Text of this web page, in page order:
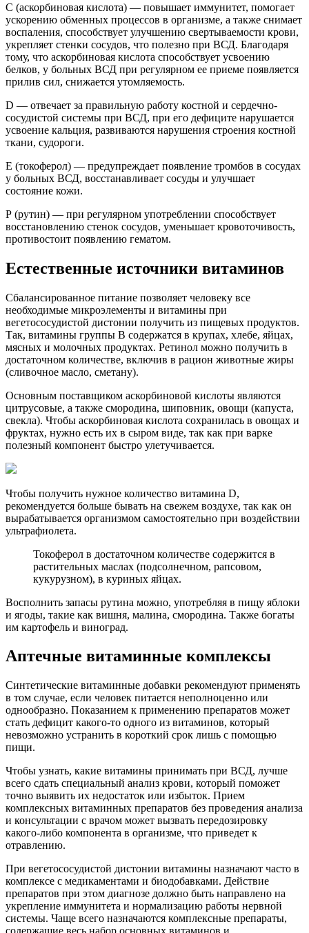
С (аскорбиновая кислота) — повышает иммунитет, помогает
ускорению обменных процессов в организме, а также снимает
воспаления, способствует улучшению свертываемости крови,
укрепляет стенки сосудов, что полезно при ВСД. Благодаря
тому, что аскорбиновая кислота способствует усвоению
белков, у больных ВСД при регулярном ее приеме появляется
прилив сил, снижается утомляемость.
D — отвечает за правильную работу костной и сердечно-
сосудистой системы при ВСД, при его дефиците нарушается
усвоение кальция, развиваются нарушения строения костной
ткани, судороги.
Е (токоферол) — предупреждает появление тромбов в сосудах
у больных ВСД, восстанавливает сосуды и улучшает
состояние кожи.
Р (рутин) — при регулярном употреблении способствует
восстановлению стенок сосудов, уменьшает кровоточивость,
противостоит появлению гематом.
Естественные источники витаминов
Сбалансированное питание позволяет человеку все
необходимые микроэлементы и витамины при
вегетососудистой дистонии получить из пищевых продуктов.
Так, витамины группы В содержатся в крупах, хлебе, яйцах,
мясных и молочных продуктах. Ретинол можно получить в
достаточном количестве, включив в рацион животные жиры
(сливочное масло, сметану).
Основным поставщиком аскорбиновой кислоты являются
цитрусовые, а также смородина, шиповник, овощи (капуста,
свекла). Чтобы аскорбиновая кислота сохранилась в овощах и
фруктах, нужно есть их в сыром виде, так как при варке
полезный компонент быстро улетучивается.
Чтобы получить нужное количество витамина D,
рекомендуется больше бывать на свежем воздухе, так как он
вырабатывается организмом самостоятельно при воздействии
ультрафиолета.
Токоферол в достаточном количестве содержится в
растительных маслах (подсолнечном, рапсовом,
кукурузном), в куриных яйцах.
Восполнить запасы рутина можно, употребляя в пищу яблоки
и ягоды, такие как вишня, малина, смородина. Также богаты
им картофель и виноград.
Аптечные витаминные комплексы
Синтетические витаминные добавки рекомендуют применять
в том случае, если человек питается неполноценно или
однообразно. Показанием к применению препаратов может
стать дефицит какого-то одного из витаминов, который
невозможно устранить в короткий срок лишь с помощью
пищи.
Чтобы узнать, какие витамины принимать при ВСД, лучше
всего сдать специальный анализ крови, который поможет
точно выявить их недостаток или избыток. Прием
комплексных витаминных препаратов без проведения анализа
и консультации с врачом может вызвать передозировку
какого-либо компонента в организме, что приведет к
отравлению.
При вегетососудистой дистонии витамины назначают часто в
комплексе с медикаментами и биодобавками. Действие
препаратов при этом диагнозе должно быть направлено на
укрепление иммунитета и нормализацию работы нервной
системы. Чаще всего назначаются комплексные препараты,